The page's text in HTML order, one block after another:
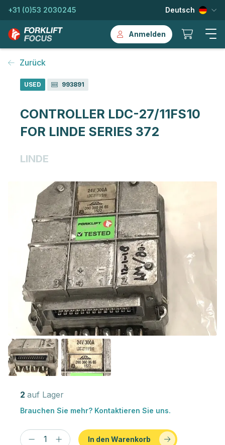
+31 (0)53 2030245 Deutsch
Anmelden
Zurück
USED 993891
CONTROLLER LDC-27/11FS10
FOR LINDE SERIES 372
LINDE
2 auf Lager
Brauchen Sie mehr? Kontaktieren Sie uns.
In den Warenkorb